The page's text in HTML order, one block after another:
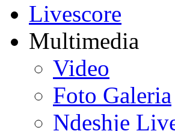
Livescore
Multimedia
Video
Foto Galeria
Ndeshje